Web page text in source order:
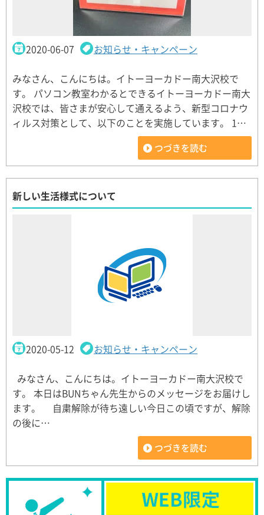
2020-06-07 お知らせ・キャンペーン
みなさん、こんにちは。イトーヨーカドー南大沢校で
す。 パソコン教室わかるとできるイトーヨーカドー南大
沢校では、皆さまが安心して通えるよう、新型コロナウ
ィルス対策として、以下のことを実施しています。 1…
つづきを読む
新しい生活様式について
2020-05-12 お知らせ・キャンペーン
みなさん、こんにちは。イトーヨーカドー南大沢校で
す。 本日はBUNちゃん先生からのメッセージをお届けし
ます。 自粛解除が待ち遠しい今日この頃ですが、解除
の後に…
つづきを読む